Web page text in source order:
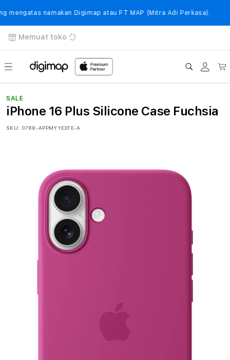
ke
namakan Digimap atau PT MAP (Mitra Adi Perkasa).
Memuat toko
Login
SALE
iPhone 16 Plus Silicone Case Fuchsia
SKU: 0788-APPMYYE3FE-A